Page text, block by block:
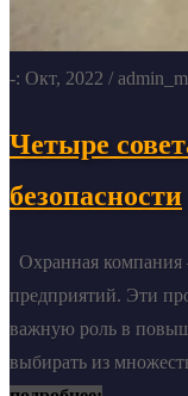
-: Окт, 2022 /
Четыре
безопасности
Охранная
предприятий. Эти
важную роль в
выбирать из